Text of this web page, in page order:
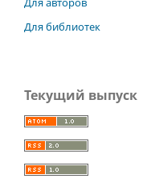
Для библиотек
Текущий выпуск